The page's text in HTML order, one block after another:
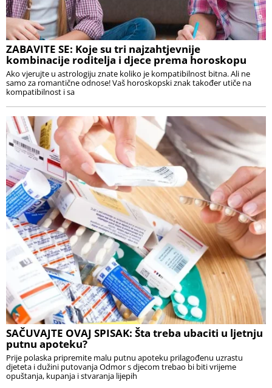
ZABAVITE SE: Koje su tri najzahtjevnije
kombinacije roditelja i djece prema horoskopu
Ako vjerujte u astrologiju znate koliko je kompatibilnost bitna. Ali ne
samo za romantične odnose! Vaš horoskopski znak također utiče na
kompatibilnost i sa
SAČUVAJTE OVAJ SPISAK: Šta treba ubaciti u ljetnju
putnu apoteku?
Prije polaska pripremite malu putnu apoteku prilagođenu uzrastu
djeteta i dužini putovanja Odmor s djecom trebao bi biti vrijeme
opuštanja, kupanja i stvaranja lijepih